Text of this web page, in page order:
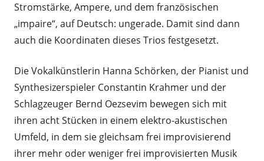
Stromstärke, Ampere, und dem französischen
„impaire“, auf Deutsch: ungerade. Damit sind dann
auch die Koordinaten dieses Trios festgesetzt.
Die Vokalkünstlerin Hanna Schörken, der Pianist und
Synthesizerspieler Constantin Krahmer und der
Schlagzeuger Bernd Oezsevim bewegen sich mit
ihren acht Stücken in einem elektro-akustischen
Umfeld, in dem sie gleichsam frei improvisierend
ihrer mehr oder weniger frei improvisierten Musik